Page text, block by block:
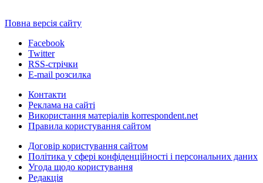
Повна версія сайту
Facebook
Twitter
RSS-стрічки
E-mail розсилка
Контакти
Реклама на сайті
Використання матеріалів korrespondent.net
Правила користування сайтом
Договір користування сайтом
Політика у сфері конфіденційності і персональних даних
Угода щодо користування
Редакція